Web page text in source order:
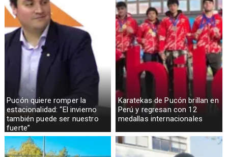
Pucón quiere romper la
estacionalidad: “El invierno
también puede ser nuestro
fuerte”
Karatekas de Pucón brillan en
Perú y regresan con 12
medallas internacionales